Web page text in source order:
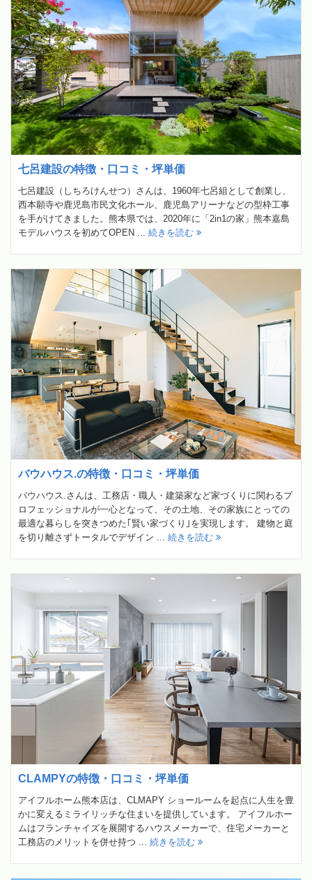
七呂建設の特徴・口コミ・坪単価
七呂建設（しちろけんせつ）さんは、1960年七呂組として創業し、
西本願寺や鹿児島市民文化ホール、鹿児島アリーナなどの型枠工事
を手がけてきました。熊本県では、2020年に「2in1の家」熊本嘉島
モデルハウスを初めてOPEN ... 続きを読む
バウハウス.の特徴・口コミ・坪単価
バウハウス.さんは、工務店・職人・建築家など家づくりに関わるプ
ロフェッショナルが一心となって、その土地、その家族にとっての
最適な暮らしを突きつめた｢賢い家づくり｣を実現します。 建物と庭
を切り離さずトータルでデザイン ... 続きを読む
CLAMPYの特徴・口コミ・坪単価
アイフルホーム熊本店は、CLMAPY ショールームを起点に人生を豊
かに変えるミライリッチな住まいを提供しています。 アイフルホー
ムはフランチャイズを展開するハウスメーカーで、住宅メーカーと
工務店のメリットを併せ持つ ... 続きを読む